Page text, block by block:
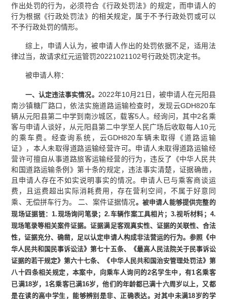
作出处罚的行为，必须符合《行政处罚法》的规定，而申请人的
行为根据《行政处罚法》的相关规定，属于不予行政处罚或可以
不予行政处罚的情形。
综上，申请人认为，被申请人作出的处罚依据不足，适用法
律过当，故请求红元运管罚20221021102号行政处罚决定书。
被申请人称：
一、认定违法事实情况。 2022年10月21日，被申请人在元阳县
南沙镇糖厂路口，依法实施道路运输检查时，发现云GDH820车
辆从元阳县第二中学到南沙城区，载客5人。经询问，其中2名乘
客与申请人谈好，从元阳县第二中学至人民广场后收取每人10元
的乘车费。经查询系统，云GDH820车辆未取得《道路运输
证》，本人未取得道路运输经营许可。申请人未取得道路运输经
营许可擅自从事道路旅客运输经营的行为，违反了《中华人民共
和国道路运输条例》第十条的规定，违法事实清楚，证据确凿，
且申请人存在不如实说明事实的情况。申请人已与乘客商谈运
费，且运费超出实际消耗费用，存在营利空间，不属于好意同
乘、无偿拼车行为。 二、案件证据情况。被申请人能够提供完整的
现场证据链：1.现场询问笔录；2.车辆作案工具相片；3.视听材料；4.
现场笔录等相关案件证据。证据满足客观真实性、证据的关联性、合法
性，证据充分、确凿，足以认定申请人构成非法营运的行为。参照《中
华人民共和国民事诉讼法》第七十五条、《最高人民法院关于民事诉讼
证据的若干规定》第六十七条、《中华人民共和国治安管理处罚法》第
八十四条相关规定，本案中，向乘车人询问的2名学生中，有1名乘客
已满18岁，1名乘客已满16岁，他们的年龄都已满十六周岁以上，又都
是在读的高中学生，能够辨别是非、正确表达。对其中未满18岁的学